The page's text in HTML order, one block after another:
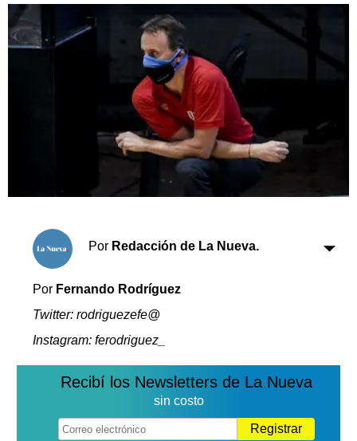
Sociedad y tiempo
libre
Sociedad
Tecnología
Turismo
Salud
Es viral
Fúnebres
Horóscopo
Suplementos
Servicios
Datos Útiles
Fúnebres
Edictos
Por Redacción de La Nueva.
Por Fernando Rodríguez
Twitter: rodriguezefe@
Instagram: ferodriguez_
Recibí los Newsletters de La Nueva
sin costo
Registrar